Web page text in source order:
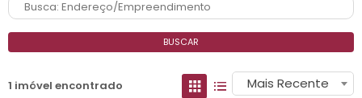
BUSCAR
1 imóvel encontrado Mais Recente